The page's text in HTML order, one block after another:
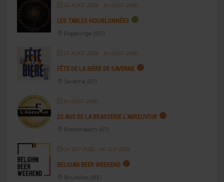
26 AOÛT 2026- 30 AOÛT 2026
LES TABLES HOUBLONNÉES
Poperinge (BE)
27 AOÛT 2026- 30 AOÛT 2026
FÊTE DE LA BIÈRE DE SAVERNE
Saverne (67)
30 AOÛT 2026
20 ANS DE LA BRASSERIE L’ABREUVOIR
Breitenbach (67)
04 SEP 2026- 06 SEP 2026
BELGIAN BEER WEEKEND
Bruxelles (BE)